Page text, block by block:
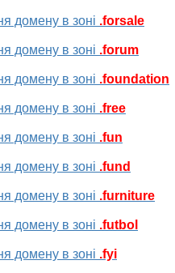
домену в зоні .forsale
домену в зоні .forum
домену в зоні .foundation
домену в зоні .free
домену в зоні .fun
домену в зоні .fund
домену в зоні .furniture
домену в зоні .futbol
домену в зоні .fyi